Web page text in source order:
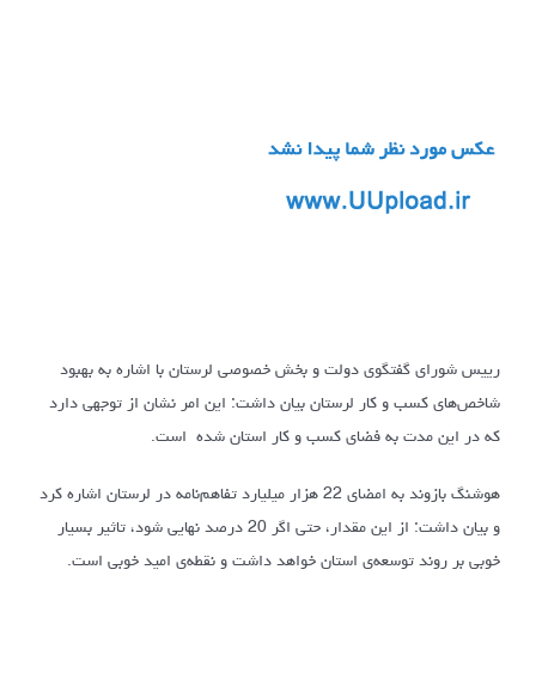
رییس شورای گفتگوی دولت و بخش خصوصی لرستان با اشاره به بهبود
شاخص‌های کسب و کار لرستان بیان داشت: این امر نشان از توجهی دارد
که در این مدت به فضای کسب و کار استان شده است.
هوشنگ بازوند به امضای 22 هزار میلیارد تفاهم‌نامه در لرستان اشاره کرد
و بیان داشت: از این مقدار، حتی اگر 20 درصد نهایی شود، تاثیر بسیار
خوبی بر روند توسعه‌ی استان خواهد داشت و نقطه‌ی امید خوبی است.